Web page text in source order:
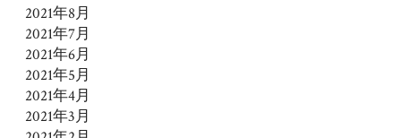
2021年8月
2021年7月
2021年6月
2021年5月
2021年4月
2021年3月